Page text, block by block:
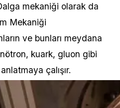
mekaniği olarak da
Mekaniği
ve bunları meydana
kuark, gluon gibi
çalışır.